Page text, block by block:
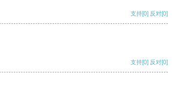
支持[0] 反对[0]
支持[0] 反对[0]